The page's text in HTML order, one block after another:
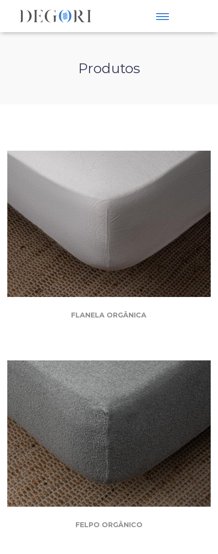
Produtos
FLANELA ORGÂNICA
FELPO ORGÂNICO